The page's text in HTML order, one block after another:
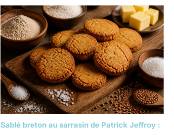
Sablé breton au sarrasin de Patrick Jeffroy :